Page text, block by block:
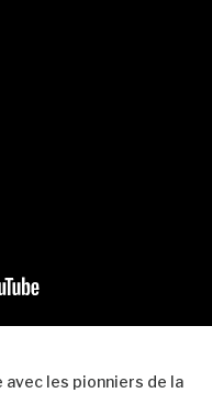
les pionniers de la